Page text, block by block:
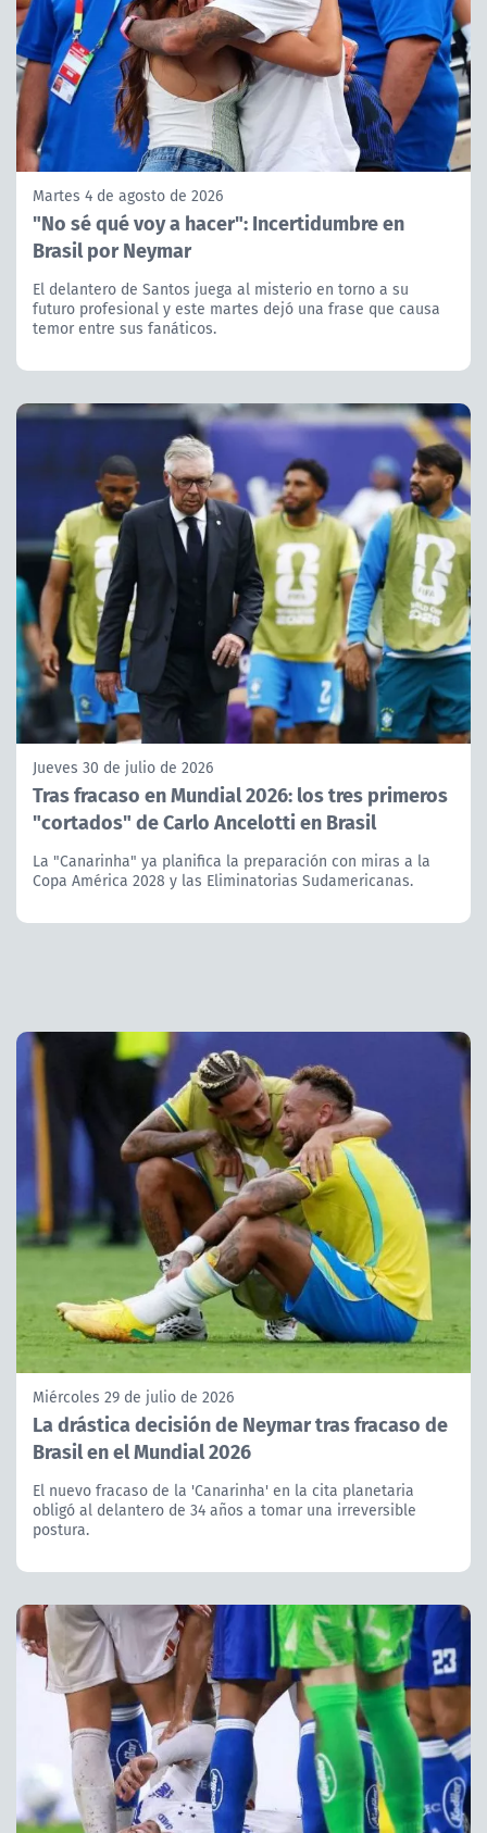
Martes 4 de agosto de 2026
"No sé qué voy a hacer": Incertidumbre en
Brasil por Neymar
El delantero de Santos juega al misterio en torno a su
futuro profesional y este martes dejó una frase que causa
temor entre sus fanáticos.
Jueves 30 de julio de 2026
Tras fracaso en Mundial 2026: los tres primeros
"cortados" de Carlo Ancelotti en Brasil
La "Canarinha" ya planifica la preparación con miras a la
Copa América 2028 y las Eliminatorias Sudamericanas.
Miércoles 29 de julio de 2026
La drástica decisión de Neymar tras fracaso de
Brasil en el Mundial 2026
El nuevo fracaso de la 'Canarinha' en la cita planetaria
obligó al delantero de 34 años a tomar una irreversible
postura.